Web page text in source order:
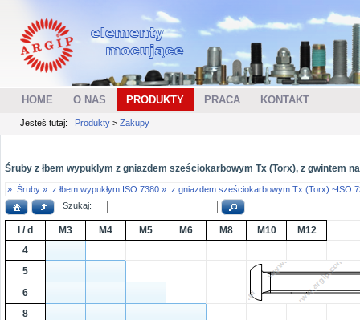
HOME O NAS PRODUKTY PRACA KONTAKT
Jesteś tutaj: Produkty > Zakupy
Śruby z łbem wypuklym z gniazdem sześciokarbowym Tx (Torx), z gwintem
» Śruby » z łbem wypukłym ISO 7380 » z gniazdem sześciokarbowym Tx (Torx) ~ISO
Szukaj:
l / d M3 M4 M5 M6 M8 M10
M12
4
5
6
8